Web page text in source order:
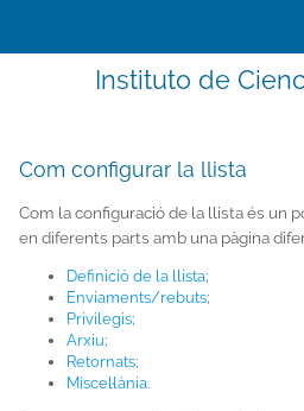
Instituto de
Com configurar la llista
Com la configuració de la llista és un
en diferents parts amb una pàgina
Definició de la llista;
Enviaments/rebuts;
Privilegis;
Arxiu;
Retornats;
Miscel·lània.